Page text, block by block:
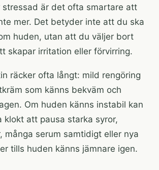
stressad är det ofta smartare att
mer. Det betyder inte att du ska
huden, utan att du väljer bort
skapar irritation eller förvirring.
räcker ofta långt: mild rengöring
som känns bekväm och
Om huden känns instabil kan
klokt att pausa starka syror,
många serum samtidigt eller nya
tills huden känns jämnare igen.